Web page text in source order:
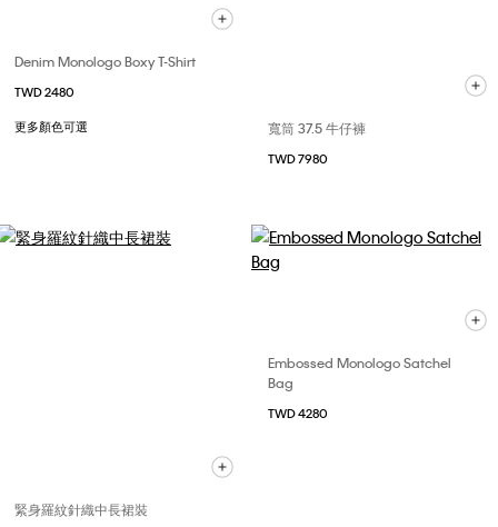
Denim Monologo Boxy T-Shirt
TWD 2480
更多顏色可選 寬筒 37.5 牛仔褲
TWD 7980
緊身羅紋針織中長裙裝
Embossed Monologo Satchel
Bag
TWD 4280